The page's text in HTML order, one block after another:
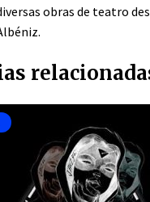
obras de teatro